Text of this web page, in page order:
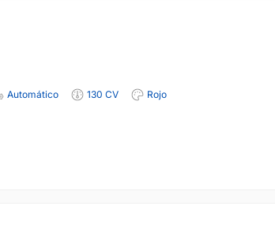
Automático 130 CV
Rojo